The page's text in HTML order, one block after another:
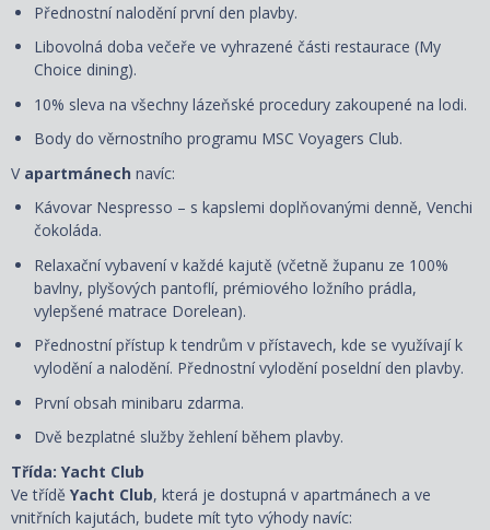
Přednostní nalodění první den plavby.
Libovolná doba večeře ve vyhrazené části restaurace (My
Choice dining).
10% sleva na všechny lázeňské procedury zakoupené na lodi.
Body do věrnostního programu MSC Voyagers Club.
V apartmánech navíc:
Kávovar Nespresso – s kapslemi doplňovanými denně, Venchi
čokoláda.
Relaxační vybavení v každé kajutě (včetně županu ze 100%
bavlny, plyšových pantoflí, prémiového ložního prádla,
vylepšené matrace Dorelean).
Přednostní přístup k tendrům v přístavech, kde se využívají k
vylodění a nalodění. Přednostní vylodění poseldní den plavby.
První obsah minibaru zdarma.
Dvě bezplatné služby žehlení během plavby.
Třída: Yacht Club
Ve třídě Yacht Club, která je dostupná v apartmánech a ve
vnitřních kajutách, budete mít tyto výhody navíc: